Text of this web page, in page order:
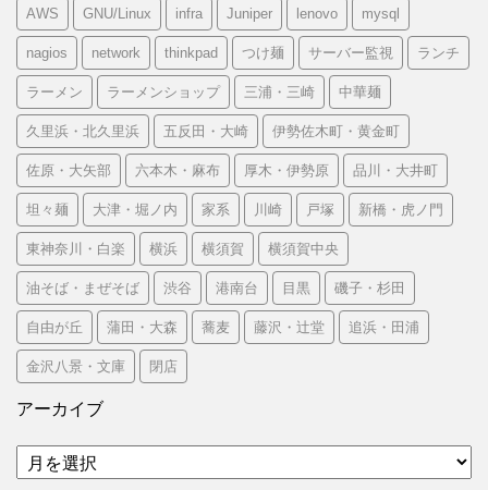
AWS GNU/Linux infra Juniper lenovo mysql
nagios network thinkpad つけ麺 サーバー監視 ランチ
ラーメン ラーメンショップ 三浦・三崎 中華麺
久里浜・北久里浜 五反田・大崎 伊勢佐木町・黄金町
佐原・大矢部 六本木・麻布 厚木・伊勢原 品川・大井町
坦々麺 大津・堀ノ内 家系 川崎 戸塚 新橋・虎ノ門
東神奈川・白楽 横浜 横須賀 横須賀中央
油そば・まぜそば 渋谷 港南台 目黒 磯子・杉田
自由が丘 蒲田・大森 蕎麦 藤沢・辻堂 追浜・田浦
金沢八景・文庫 閉店
アーカイブ
ア
ー